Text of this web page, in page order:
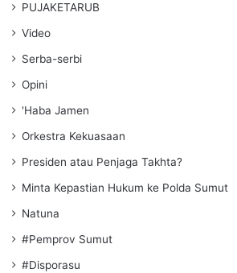
PUJAKETARUB
Video
Serba-serbi
Opini
'Haba Jamen
Orkestra Kekuasaan
Presiden atau Penjaga Takhta?
Minta Kepastian Hukum ke Polda Sumut
Natuna
#Pemprov Sumut
#Disporasu